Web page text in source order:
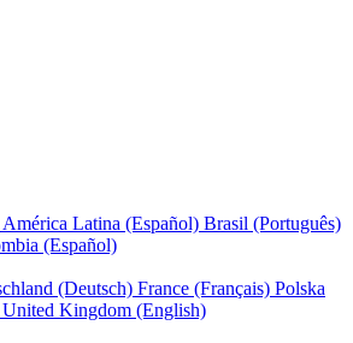
América Latina (Español) Brasil (Português)
(Español)
(Deutsch) France (Français) Polska
United Kingdom (English)